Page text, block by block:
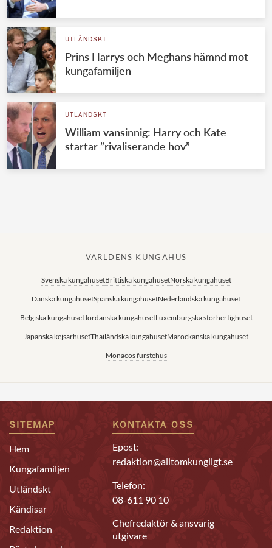
Danska kungahuset
Spanska kungahuset
Jordanska kungahuset
Luxemburgska storhertighuset
Japanska kejsarhuset
UTLÄNDSKT
Prins Harrys och Meghans hämnd mot
kungafamiljen
UTLÄNDSKT
William vansinnig: Harry och Kate
startar ”rivaliserande hov”
VÄRLDENS KUNGAHUS
Svenska kungahusetBrittiska kungahusetNorska kungahuset
Danska kungahusetSpanska kungahusetNederländska kungahuset
Belgiska kungahusetJordanska kungahusetLuxemburgska storhertighuset
Japanska kejsarhusetThailändska kungahusetMarockanska kungahuset
Monacos furstehus
SITEMAP
Hem
Kungafamiljen
Utländskt
Kändisar
Redaktion
KONTAKTA OSS
Epost:
redaktion@alltomkungligt.se
Telefon:
08-611 90 10
Chefredaktör & ansvarig
utgivare